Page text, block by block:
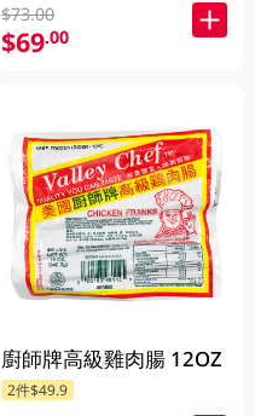
$73.00
$69.00
廚師牌高級雞肉腸 12OZ
2件$49.9